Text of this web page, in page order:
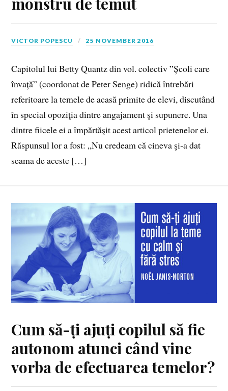
VICTOR POPESCU 25 NOVEMBER 2016
Capitolul lui Betty Quantz din vol. colectiv ”Școli care
învață” (coordonat de Peter Senge) ridică întrebări
referitoare la temele de acasă primite de elevi, discutând
în special opoziţia dintre angajament şi supunere. Una
dintre fiicele ei a împărtăşit acest articol prietenelor ei.
Răspunsul lor a fost: „Nu credeam că cineva şi‑a dat
seama de aceste […]
Cum să-ți ajuți copilul să fie
autonom atunci când vine
vorba de efectuarea temelor?